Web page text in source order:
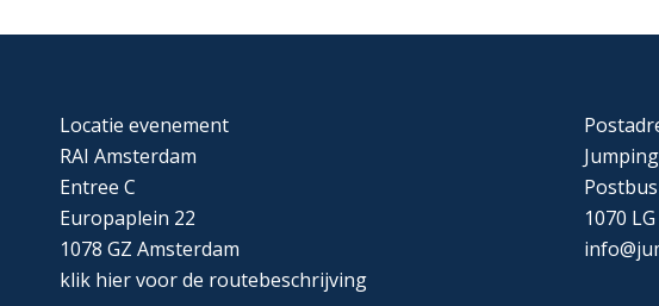
Locatie evenement
RAI Amsterdam
Entree C
Europaplein 22
1078 GZ Amsterdam
klik hiervoor de routebeschrijving
1070